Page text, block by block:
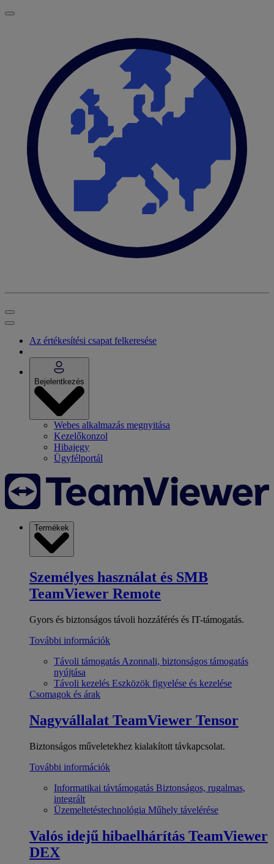
Az értékesítési csapat felkeresése
Bejelentkezés
Webes alkalmazás megnyitása
Kezelőkonzol
Hibajegy
Ügyfélportál
Termékek
Személyes használat és SMB
TeamViewer Remote
Gyors és biztonságos távoli hozzáférés és IT-támogatás.
További információk
Távoli támogatás Azonnali, biztonságos támogatás
nyújtása
Távoli kezelés Eszközök figyelése és kezelése
Csomagok és árak
Nagyvállalat TeamViewer Tensor
Biztonságos műveletekhez kialakított távkapcsolat.
További információk
Informatikai távtámogatás Biztonságos, rugalmas,
integrált
Üzemeltetéstechnológia Műhely távelérése
Valós idejű hibaelhárítás TeamViewer
DEX